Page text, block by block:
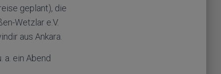
geplant), die
Wetzlar e.V.
aus Ankara.
ein Abend